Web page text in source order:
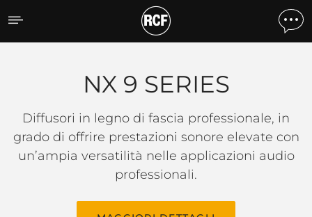
NX 9 SERIES
NX 9 SERIES
Diffusori in legno di fascia professionale, in
grado di offrire prestazioni sonore elevate con
un’ampia versatilità nelle applicazioni audio
professionali.